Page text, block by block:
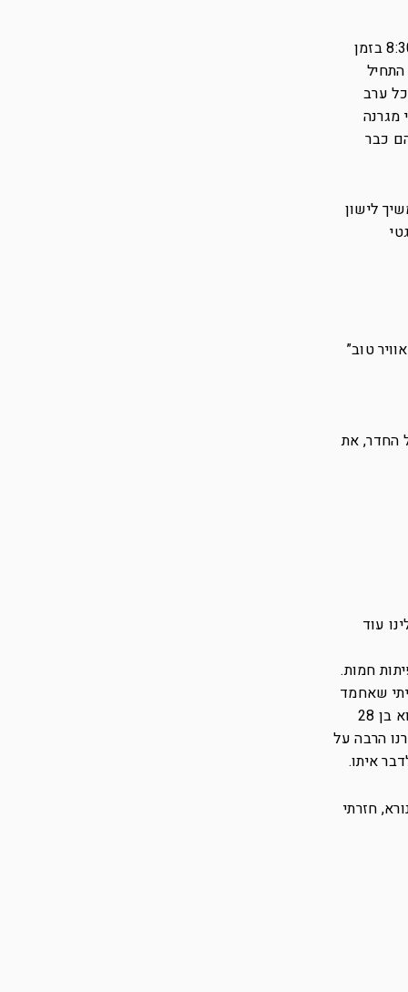
השבוע עבר לו מלא שיחות על השיפוץ ועוד יותר הכנות לשיפוץ. למזלי ידעתי שהמשפצים מגיעים כל בוקר ב-8:30 בזמן
התחיל
ערב
מגרנה
כבר
להמשיך לישון
טוב”
החדר, את
עוד
חמות.
שאחמד
הוא אבא של סאמיר. הוא כבר שנים עובד בתחום ועכשיו סאמיר בן 24 והתחיל לעבוד איתו. ויש את תאופיק שהוא בן 28
הרבה על
איתו.
חזרתי